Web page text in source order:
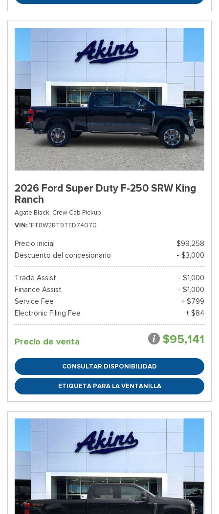
2026 Ford Super Duty F-250 SRW King
Ranch
Agate Black, Crew Cab Pickup
VIN 1FT8W2BT9TED74070
Precio inicial
$99,258
Descuento del concesionario
- $3,000
Trade Assist
- $1,000
Finance Assist
- $1,000
Service Fee
+ $799
Electronic Filing Fee
+ $84
Precio de venta $95,141
CONSULTAR DISPONIBILIDAD
ETIQUETA PARA LA VENTANILLA